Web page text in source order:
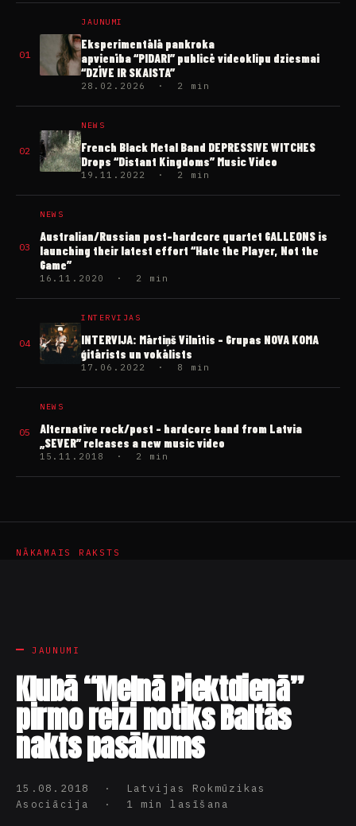
01
JAUNUMI
Eksperimentālā pankroka
apvienība “PIDARI” publicē videoklipu dziesmai
“DZĪVE IR SKAISTA”
28.02.2026 · 2 min
02
NEWS
French Black Metal Band DEPRESSIVE WITCHES
Drops “Distant Kingdoms” Music Video
19.11.2022 · 2 min
03
NEWS
Australian/Russian post-hardcore quartet GALLEONS is
launching their latest effort “Hate the Player, Not the
Game”
16.11.2020 · 2 min
04
INTERVIJAS
INTERVIJA: Mārtiņš Vilnītis – Grupas NOVA KOMA
ģitārists un vokālists
17.06.2022 · 8 min
05
NEWS
Alternative rock/post – hardcore band from Latvia
„SEVER” releases a new music video
15.11.2018 · 2 min
NĀKAMAIS RAKSTS
JAUNUMI
Klubā “Melnā Piektdienā”
pirmo reizi notiks Baltās
nakts pasākums
15.08.2018 · Latvijas Rokmūzikas
Asociācija · 1 min lasīšana